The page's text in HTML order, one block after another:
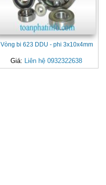
Vòng bi 623 DDU - phi 3x10x4mm
Giá: Liên hệ 0932322638